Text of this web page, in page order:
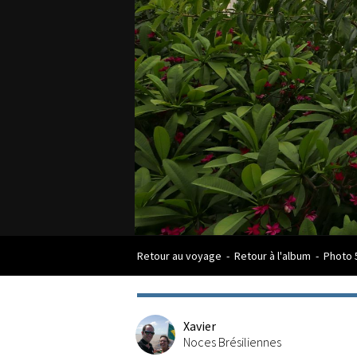
Retour au voyage - Retour à l'album - Photo
Xavier
Noces Brésiliennes